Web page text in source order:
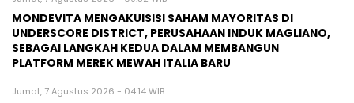
MONDEVITA MENGAKUISISI SAHAM MAYORITAS DI
UNDERSCORE DISTRICT, PERUSAHAAN INDUK MAGLIANO,
SEBAGAI LANGKAH KEDUA DALAM MEMBANGUN
PLATFORM MEREK MEWAH ITALIA BARU
Jumat, 7 Agustus 2026 - 04:14 WIB